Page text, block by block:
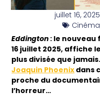
juillet 16, 2025
Cinéma
Eddington : le nouveau
16 juillet 2025, affiche
plus divisée que
Joaquin Phoenix dans
proche du
l’horreur…